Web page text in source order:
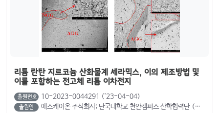
리튬 란탄 지르코늄 산화물계 세라믹스, 이의 제조방법 및
이를 포함하는 전고체 리튬 이차전지
출원번호 10-2023-0044291 ('23-04-04)
출원인 에스케이온 주식회사; 단국대학교 천안캠퍼스 산학협력단 (박지영; 허필원; 나사르, 모하마드; 박희정)